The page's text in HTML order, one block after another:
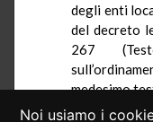
Noi usiamo i
degli enti
del decreto
267
medesimo
Ad avviso